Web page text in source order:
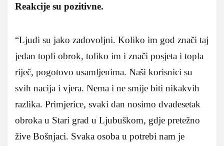
Reakcije su pozitivne.
“Ljudi su jako zadovoljni. Koliko im god znači taj
jedan topli obrok, toliko im i znači posjeta i topla
riječ, pogotovo usamljenima. Naši korisnici su
svih nacija i vjera. Nema i ne smije biti nikakvih
razlika. Primjerice, svaki dan nosimo dvadesetak
obroka u Stari grad u Ljubuškom, gdje pretežno
žive Bošnjaci. Svaka osoba u potrebi nam je